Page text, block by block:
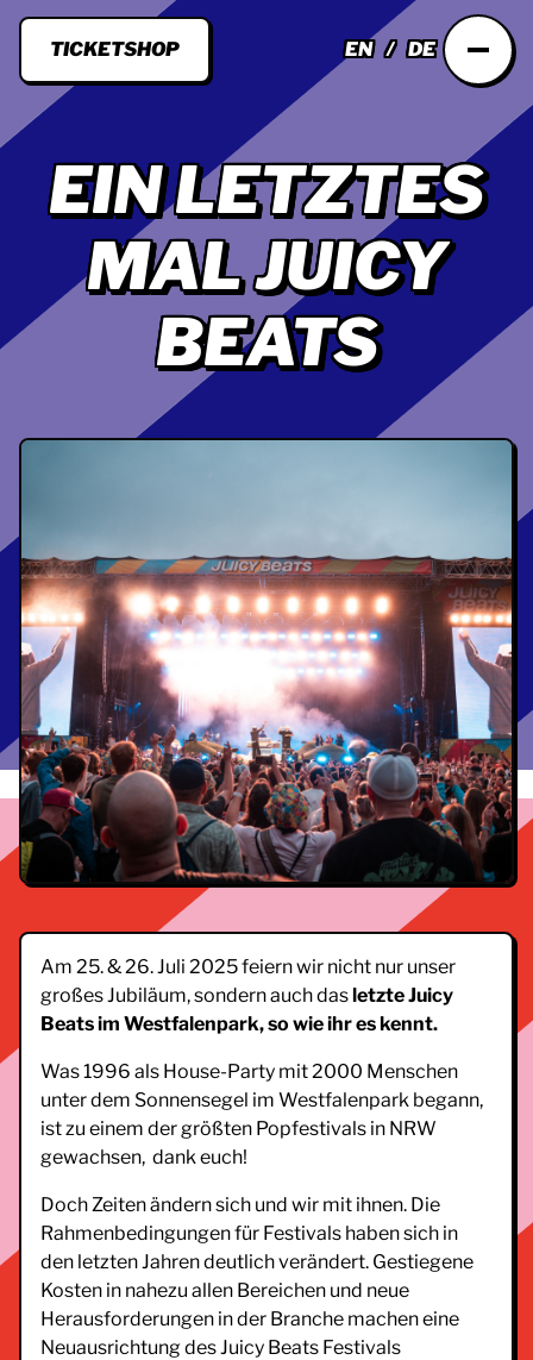
TICKETSHOP EN DE
EIN LETZTES
MAL JUICY
BEATS
Am 25. & 26. Juli 2025 feiern wir nicht nur unser
großes Jubiläum, sondern auch dasletzte Juicy
Beats im Westfalenpark, so wie ihr es kennt.
Was 1996 als House-Party mit 2000 Menschen
unter dem Sonnensegel im Westfalenpark begann,
ist zu einem der größten Popfestivals in NRW
gewachsen, dank euch!
Doch Zeiten ändern sich und wir mit ihnen. Die
Rahmenbedingungen für Festivals haben sich in
den letzten Jahren deutlich verändert. Gestiegene
Kosten in nahezu allen Bereichen und neue
Herausforderungen in der Branche machen eine
Neuausrichtung des Juicy Beats Festivals